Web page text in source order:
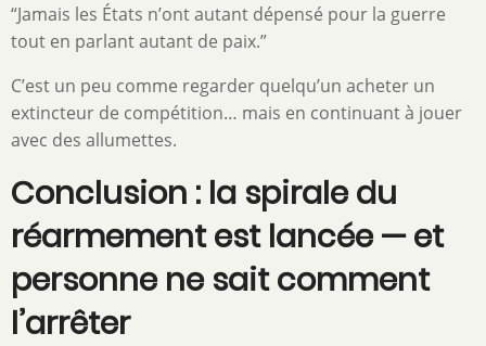
“Jamais les États n’ont autant dépensé pour la guerre
tout en parlant autant de paix.”
C’est un peu comme regarder quelqu’un acheter un
extincteur de compétition… mais en continuant à jouer
avec des allumettes.
Conclusion : la spirale du
réarmement est lancée — et
personne ne sait comment
l’arrêter